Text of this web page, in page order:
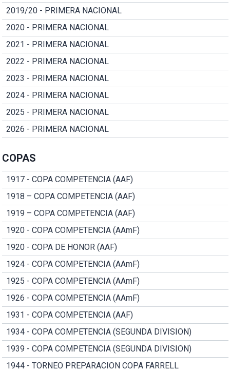
2019/20 - PRIMERA NACIONAL
2020 - PRIMERA NACIONAL
2021 - PRIMERA NACIONAL
2022 - PRIMERA NACIONAL
2023 - PRIMERA NACIONAL
2024 - PRIMERA NACIONAL
2025 - PRIMERA NACIONAL
2026 - PRIMERA NACIONAL
COPAS
1917 - COPA COMPETENCIA (AAF)
1918 – COPA COMPETENCIA (AAF)
1919 – COPA COMPETENCIA (AAF)
1920 - COPA COMPETENCIA (AAmF)
1920 - COPA DE HONOR (AAF)
1924 - COPA COMPETENCIA (AAmF)
1925 - COPA COMPETENCIA (AAmF)
1926 - COPA COMPETENCIA (AAmF)
1931 - COPA COMPETENCIA (AAF)
1934 - COPA COMPETENCIA (SEGUNDA DIVISION)
1939 - COPA COMPETENCIA (SEGUNDA DIVISION)
1944 - TORNEO PREPARACION COPA FARRELL